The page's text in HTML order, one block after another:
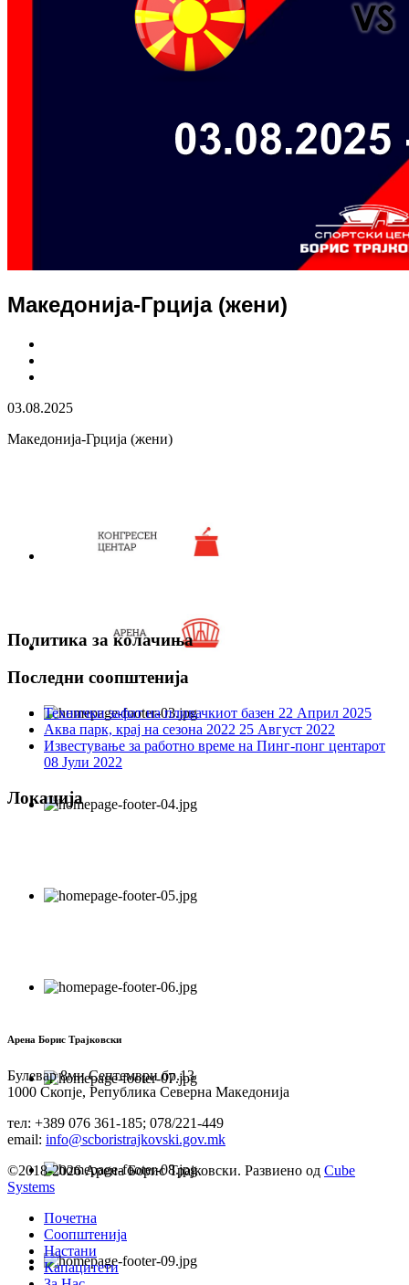
Македонија-Грција (жени)
03.08.2025
Македонија-Грција (жени)
Политика за колачиња
Последни соопштенија
Технички зафат на пливачкиот базен 22 Април 2025
Аква парк, крај на сезона 2022 25 Август 2022
Известување за работно време на Пинг-понг центарот
08 Јули 2022
Локација
Арена Борис Трајковски
Булевар 8ми Септември бр.13
1000 Скопје, Република Северна Македонија
тел: +389 076 361-185; 078/221-449
email: info@scboristrajkovski.gov.mk
©2018-2026 Арена Борис Трајковски. Развиено од Cube
Systems
Почетна
Соопштенија
Настани
Капацитети